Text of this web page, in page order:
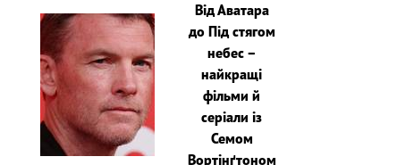
Від Аватара
до Під стягом
небес –
найкращі
фільми й
серіали із
Семом
Вортінґтоном